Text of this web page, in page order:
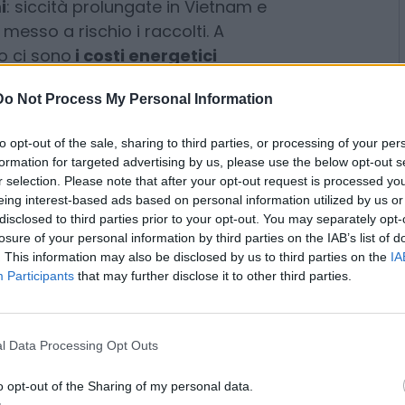
Not Process My Personal Information
opt-out of the sale, sharing to third parties, or processing of your
for targeted advertising by us, please use the below opt-out
selection. Please note that after your opt-out request is processed
interest-based ads based on personal information utilized by us
to third parties prior to your opt-out. You may separately
of your personal information by third parties on the IAB’s list of
This information may also be disclosed by us to third parties on the
Participants that may further disclose it to other third parties.
Data Processing Opt Outs
opt-out of the Sharing of my personal data.
di eventi, soprattutto nel
protagonisti nella
globale, stanno pagando il
: siccità prolungate in Vietnam e
a rischio i raccolti. A
ci sonoi costi energetici
sulle fasi di lavorazione, e
manodopera e distribuzione.
contro la deforestazione
rigorosi agli importatori,
i piccoli produttori, e
finale. Solo il mese scorso il
cento. «I dati del ministero
che le esportazioni a
all’anno precedente
dazi Usa”, ha sottolineato